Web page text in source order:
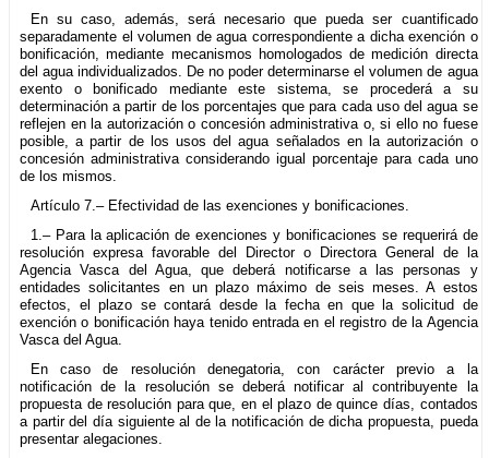
En su caso, además, será necesario que pueda ser cuantificado
separadamente el volumen de agua correspondiente a dicha exención o
bonificación, mediante mecanismos homologados de medición directa
del agua individualizados. De no poder determinarse el volumen de agua
exento o bonificado mediante este sistema, se procederá a su
determinación a partir de los porcentajes que para cada uso del agua se
reflejen en la autorización o concesión administrativa o, si ello no fuese
posible, a partir de los usos del agua señalados en la autorización o
concesión administrativa considerando igual porcentaje para cada uno
de los mismos.
Artículo 7.– Efectividad de las exenciones y bonificaciones.
1.– Para la aplicación de exenciones y bonificaciones se requerirá de
resolución expresa favorable del Director o Directora General de la
Agencia Vasca del Agua, que deberá notificarse a las personas y
entidades solicitantes en un plazo máximo de seis meses. A estos
efectos, el plazo se contará desde la fecha en que la solicitud de
exención o bonificación haya tenido entrada en el registro de la Agencia
Vasca del Agua.
En caso de resolución denegatoria, con carácter previo a la
notificación de la resolución se deberá notificar al contribuyente la
propuesta de resolución para que, en el plazo de quince días, contados
a partir del día siguiente al de la notificación de dicha propuesta, pueda
presentar alegaciones.